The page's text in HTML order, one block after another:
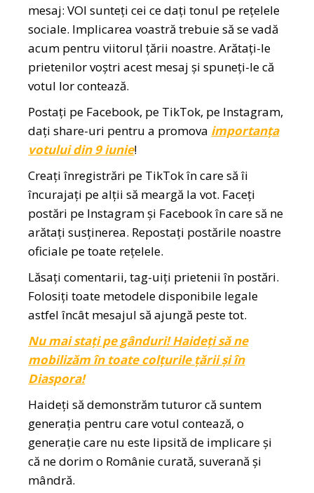
mesaj: VOI sunteți cei ce dați tonul pe rețelele
sociale. Implicarea voastră trebuie să se vadă
acum pentru viitorul țării noastre. Arătați-le
prietenilor voștri acest mesaj și spuneți-le că
votul lor contează.
Postați pe Facebook, pe TikTok, pe Instagram,
dați share-uri pentru a promova importanța
votului din 9 iunie!
Creați înregistrări pe TikTok în care să îi
încurajați pe alții să meargă la vot. Faceți
postări pe Instagram și Facebook în care să ne
arătați susținerea. Repostați postările noastre
oficiale pe toate rețelele.
Lăsați comentarii, tag-uiți prietenii în postări.
Folosiți toate metodele disponibile legale
astfel încât mesajul să ajungă peste tot.
Nu mai stați pe gânduri! Haideți să ne
mobilizăm în toate colțurile țării și în
Diaspora!
Haideți să demonstrăm tuturor că suntem
generația pentru care votul contează, o
generație care nu este lipsită de implicare și
că ne dorim o Românie curată, suverană și
mândră.